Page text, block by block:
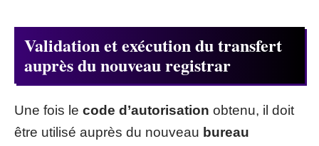
Validation et exécution du transfert
auprès du nouveau registrar
Une fois le code d’autorisation obtenu, il doit
être utilisé auprès du nouveau bureau